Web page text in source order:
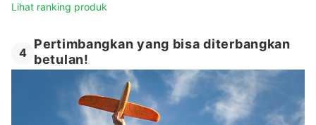
Lihat ranking produk
4
Pertimbangkan yang bisa diterbangkan
betulan!